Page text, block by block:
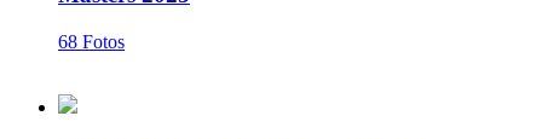
68 Fotos